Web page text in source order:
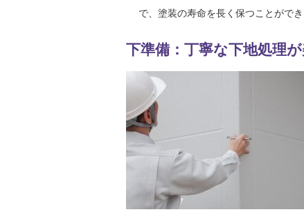
で、塗装の寿命を長く保つことができ
下準備：丁寧な下地処理